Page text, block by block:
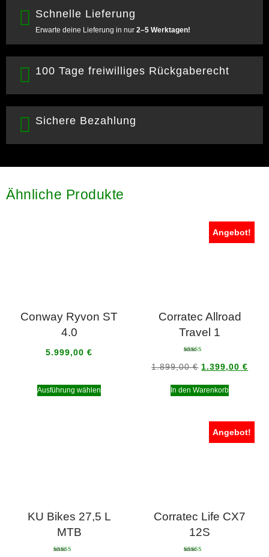
Schnelle Lieferung
Erwarte deine Lieferung in nur 2–5 Werktagen!
100 Tage freiwilliges Rückgaberecht
Sichere Bezahlung
Ähnliche Produkte
Conway Ryvon ST
4.0
5.999,00€
Ausführung wählen
Angebot!
Corratec Allroad
Travel 1
5.00
von 5
1.899,00€ 1.399,00€
In den Warenkorb
KU Bikes 27,5 L
MTB
Angebot!
Corratec Life CX7
12S